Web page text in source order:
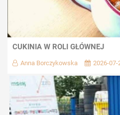
CUKINIA W ROLI GŁÓWNEJ
Anna Borczykowska 2026-07-